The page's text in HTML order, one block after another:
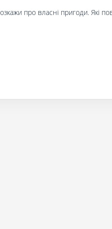
про власні пригоди. Які